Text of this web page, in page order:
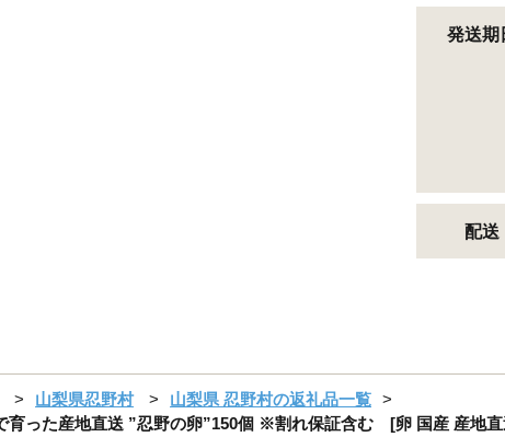
発送期
配送
山梨県忍野村
山梨県 忍野村の返礼品一覧
育った産地直送 ”忍野の卵”150個 ※割れ保証含む [卵 国産 産地